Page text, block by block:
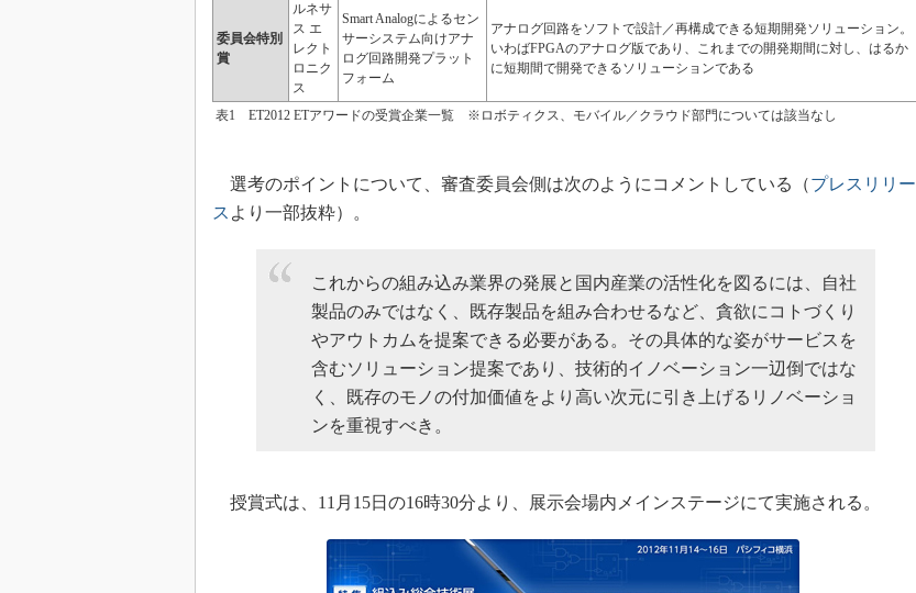
委員会特別
賞
ルネサ
ス エ
レクト
ロニク
ス
Smart Analogによるセン
サーシステム向けアナ
ログ回路開発プラット
フォーム
アナログ回路をソフトで設計／再構成できる短期開発ソリューション。
いわばFPGAのアナログ版であり、これまでの開発期間に対し、はるか
に短期間で開発できるソリューションである
表1 ET2012 ETアワードの受賞企業一覧 ※ロボティクス、モバイル／クラウド部門については該当なし
選考のポイントについて、審査委員会側は次のようにコメントしている（プレスリリー
ス より一部抜粋）。
これからの組み込み業界の発展と国内産業の活性化を図るには、自社
製品のみではなく、既存製品を組み合わせるなど、貪欲にコトづくり
やアウトカムを提案できる必要がある。その具体的な姿がサービスを
含むソリューション提案であり、技術的イノベーション一辺倒ではな
く、既存のモノの付加価値をより高い次元に引き上げるリノベーショ
ンを重視すべき。
授賞式は、11月15日の16時30分より、展示会場内メインステージにて実施される。